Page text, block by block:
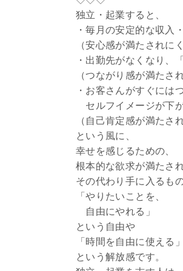
独立・起業すると、
・毎月の安定的な収入
（安心感が満たされに
・出勤先がなくなり、
（つながり感が満たさ
・お客さんがすぐには
セルフイメージが下
（自己肯定感が満たさ
という風に、
幸せを感じるための、
根本的な欲求が満たさ
その代わり手に入るも
「やりたいことを、
自由にやれる」
という自由や
「時間を自由に使える」
という解放感です。